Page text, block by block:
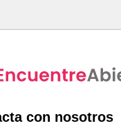
con nosotros